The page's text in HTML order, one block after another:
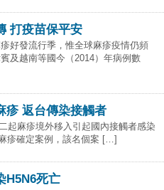
打疫苗保平安
好發流行季，惟全球麻疹疫情仍頻
及越南等國今（2014）年病例數
疹 返台傳染接觸者
起麻疹境外移入引起國內接觸者感染
疹確定案例，該名個案 […]
H5N6死亡